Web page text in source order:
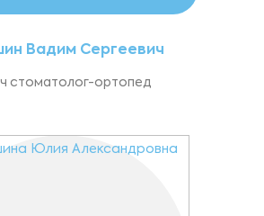
Вадим Сергеевич
стоматолог-ортопед